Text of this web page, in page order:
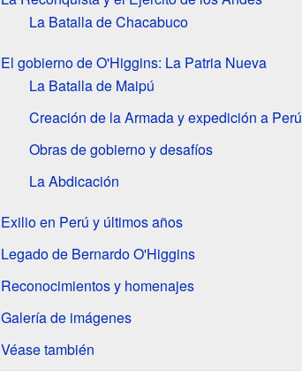
La Batalla de Chacabuco
El gobierno de O'Higgins: La Patria Nueva
La Batalla de Maipú
Creación de la Armada y expedición a Perú
Obras de gobierno y desafíos
La Abdicación
Exilio en Perú y últimos años
Legado de Bernardo O'Higgins
Reconocimientos y homenajes
Galería de imágenes
Véase también